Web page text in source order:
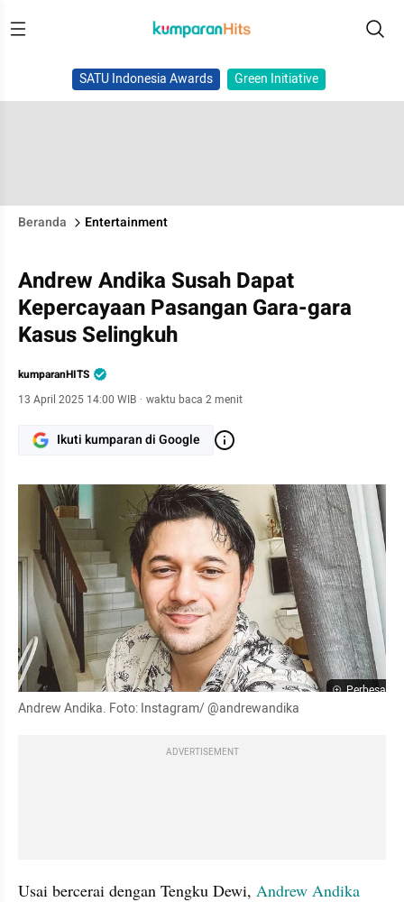
SATU Indonesia Awards Green Initiative
Beranda Entertainment
Andrew Andika Susah Dapat
Kepercayaan Pasangan Gara-gara
Kasus Selingkuh
kumparanHITS
13 April 2025 14:00 WIB · waktu baca 2 menit
Ikuti kumparan di Google
Perbesar
Andrew Andika. Foto: Instagram/ @andrewandika
ADVERTISEMENT
Usai bercerai dengan Tengku Dewi, Andrew Andika